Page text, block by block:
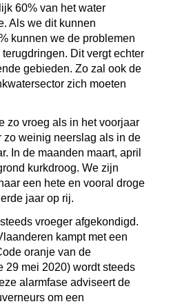
60% van het water
Als we dit kunnen
kunnen we de problemen
Dit vergt echter
gebieden. Zo zal ook de
zich moeten
zo vroeg als in het voorjaar
weinig neerslag als in de
In de maanden maart, april
kurkdroog. We zijn
een hete en vooral droge
jaar op rij.
vroeger afgekondigd.
kampt met een
oranje van de
29 mei 2020) wordt steeds
alarmfase adviseert de
om een